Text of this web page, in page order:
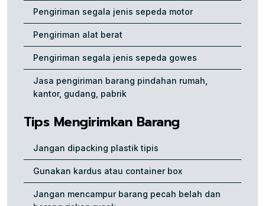
Pengiriman segala jenis sepeda motor
Pengiriman alat berat
Pengiriman segala jenis sepeda gowes
Jasa pengiriman barang pindahan rumah,
kantor, gudang, pabrik
Tips Mengirimkan Barang
Jangan dipacking plastik tipis
Gunakan kardus atau container box
Jangan mencampur barang pecah belah dan